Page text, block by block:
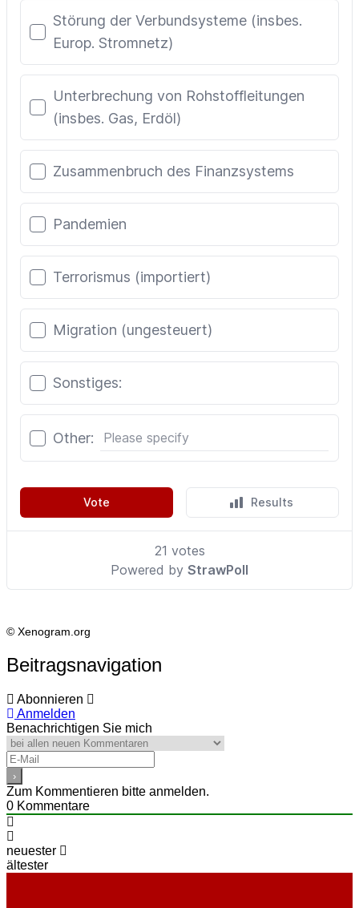
© Xenogram.org
Beitragsnavigation
Abonnieren
Anmelden
Benachrichtigen Sie mich
Zum Kommentieren bitte anmelden.
0 Kommentare
neuester
ältester